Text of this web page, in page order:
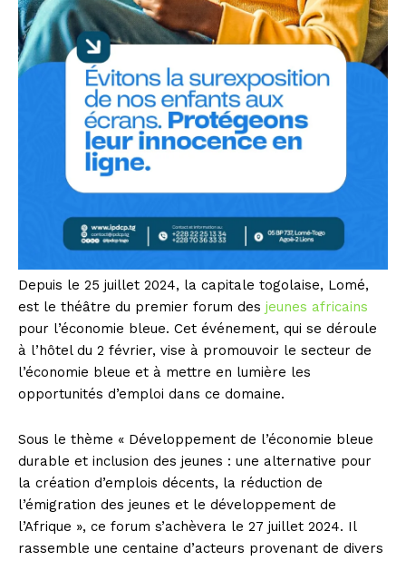
Depuis le 25 juillet 2024, la capitale togolaise, Lomé,
est le théâtre du premier forum des jeunes africains
pour l’économie bleue. Cet événement, qui se déroule
à l’hôtel du 2 février, vise à promouvoir le secteur de
l’économie bleue et à mettre en lumière les
opportunités d’emploi dans ce domaine.
Sous le thème « Développement de l’économie bleue
durable et inclusion des jeunes : une alternative pour
la création d’emplois décents, la réduction de
l’émigration des jeunes et le développement de
l’Afrique », ce forum s’achèvera le 27 juillet 2024. Il
rassemble une centaine d’acteurs provenant de divers